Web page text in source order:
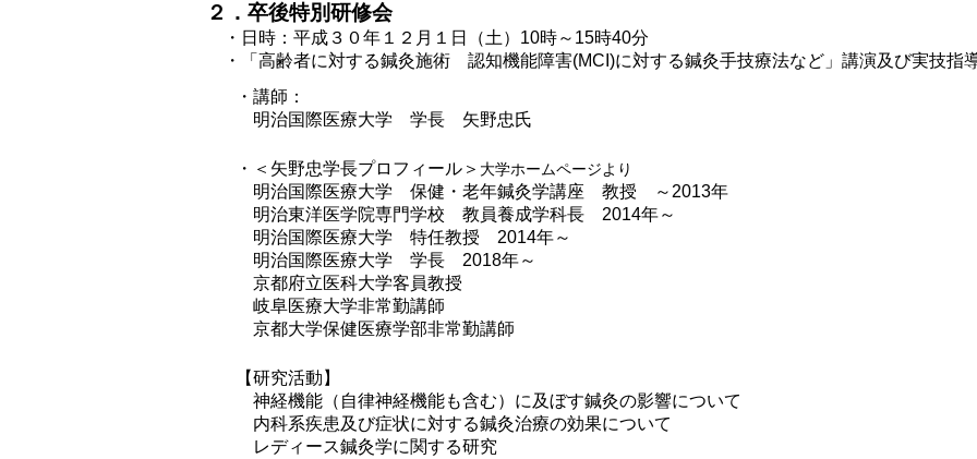
２．卒後特別研修会
・日時：平成３０年１２月１日（土）10時～15時40分
・「高齢者に対する鍼灸施術 認知機能障害(MCI)に対する鍼灸手技療法など」講演及び実技指
・講師：
明治国際医療大学 学長 矢野忠氏
・＜矢野忠学長プロフィール＞ 大学ホームページより
明治国際医療大学 保健・老年鍼灸学講座 教授 ～2013年
明治東洋医学院専門学校 教員養成学科長 2014年～
明治国際医療大学 特任教授 2014年～
明治国際医療大学 学長 2018年～
京都府立医科大学客員教授
岐阜医療大学非常勤講師
京都大学保健医療学部非常勤講師
【研究活動】
神経機能（自律神経機能も含む）に及ぼす鍼灸の影響について
内科系疾患及び症状に対する鍼灸治療の効果について
レディース鍼灸学に関する研究